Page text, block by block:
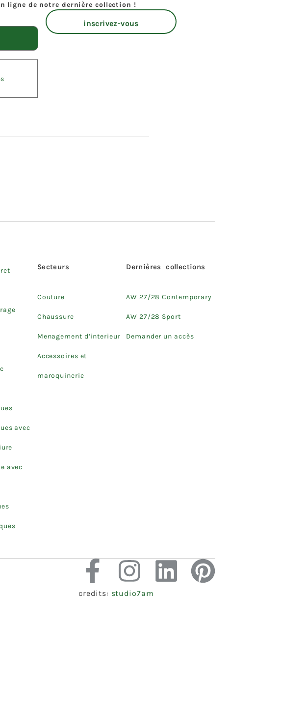
ligne de notre dernière collection !
avec
avec
Secteurs
Couture
Chaussure
Menagement d’interieur
Accessoires et
maroquinerie
Dernières collections
AW 27/28 Contemporary
AW 27/28 Sport
Demander un accès
credits: studio7am